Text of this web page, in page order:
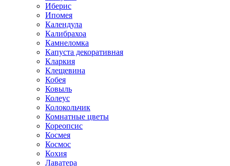
Иберис
Ипомея
Календула
Калибрахоа
Камнеломка
Капуста декоративная
Кларкия
Клещевина
Кобея
Ковыль
Колеус
Колокольчик
Комнатные цветы
Кореопсис
Космея
Космос
Кохия
Лаватера